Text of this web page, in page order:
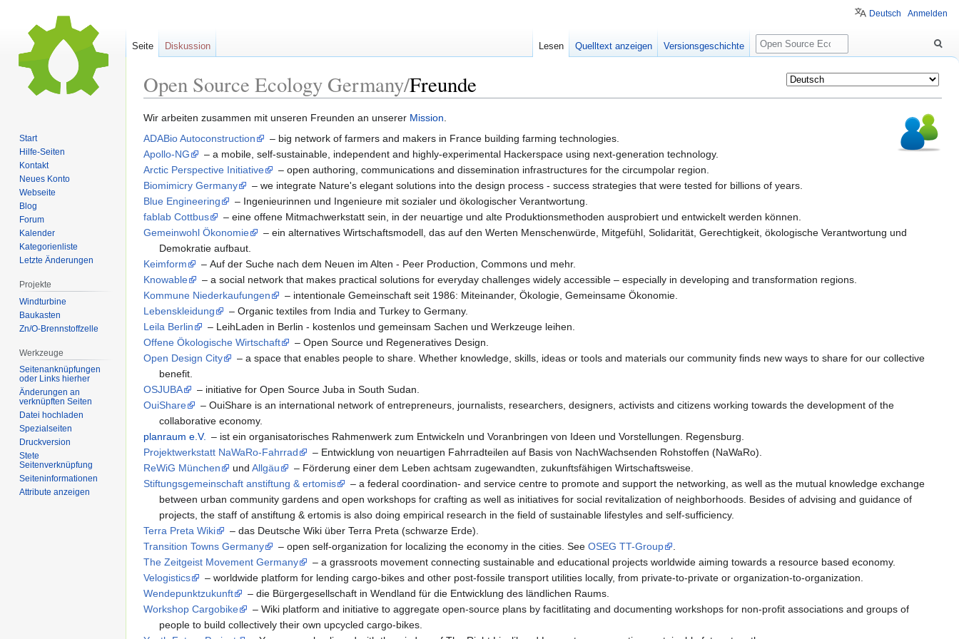
Open Source Ecology Germany/Freunde
Zur
Navigation
springen
Zur
Suche
springen
Wir arbeiten zusammen mit unseren Freunden an unserer Mission.
ADABio Autoconstruction
– big network of farmers and makers in France building farming technologies.
Apollo-NG
– a mobile, self-sustainable, independent and highly-experimental Hackerspace using next-generation technology.
Arctic Perspective Initiative
– open authoring, communications and dissemination infrastructures for the circumpolar region.
Biomimicry Germany
– we integrate Nature's elegant solutions into the design process - success strategies that were tested for billions of years.
Blue Engineering
– Ingenieurinnen und Ingenieure mit sozialer und ökologischer Verantwortung.
fablab Cottbus
– eine offene Mitmachwerkstatt sein, in der neuartige und alte Produktionsmethoden ausprobiert und entwickelt werden können.
Gemeinwohl Ökonomie
– ein alternatives Wirtschaftsmodell, das auf den Werten Menschenwürde, Mitgefühl, Solidarität, Gerechtigkeit, ökologische Verantwortung und
Demokratie aufbaut.
Keimform
– Auf der Suche nach dem Neuen im Alten - Peer Production, Commons und mehr.
Knowable
– a social network that makes practical solutions for everyday challenges widely accessible – especially in developing and transformation regions.
Kommune Niederkaufungen
– intentionale Gemeinschaft seit 1986: Miteinander, Ökologie, Gemeinsame Ökonomie.
Lebenskleidung
– Organic textiles from India and Turkey to Germany.
Leila Berlin
– LeihLaden in Berlin - kostenlos und gemeinsam Sachen und Werkzeuge leihen.
Offene Ökologische Wirtschaft
– Open Source und Regeneratives Design.
Open Design City
– a space that enables people to share. Whether knowledge, skills, ideas or tools and materials our community finds new ways to share for our collective
benefit.
OSJUBA
– initiative for Open Source Juba in South Sudan.
OuiShare
– OuiShare is an international network of entrepreneurs, journalists, researchers, designers, activists and citizens working towards the development of the
collaborative economy.
planraum e.V. – ist ein organisatorisches Rahmenwerk zum Entwickeln und Voranbringen von Ideen und Vorstellungen. Regensburg.
Projektwerkstatt NaWaRo-Fahrrad
– Entwicklung von neuartigen Fahrradteilen auf Basis von NachWachsenden Rohstoffen (NaWaRo).
ReWiG München
und Allgäu
– Förderung einer dem Leben achtsam zugewandten, zukunftsfähigen Wirtschaftsweise.
Stiftungsgemeinschaft anstiftung & ertomis
– a federal coordination- and service centre to promote and support the networking, as well as the mutual knowledge exchange
between urban community gardens and open workshops for crafting as well as initiatives for social revitalization of neighborhoods. Besides of advising and guidance of
projects, the staff of anstiftung & ertomis is also doing empirical research in the field of sustainable lifestyles and self-sufficiency.
Terra Preta Wiki
– das Deutsche Wiki über Terra Preta (schwarze Erde).
Transition Towns Germany
– open self-organization for localizing the economy in the cities. See OSEG TT-Group
.
The Zeitgeist Movement Germany
– a grassroots movement connecting sustainable and educational projects worldwide aiming towards a resource based economy.
Velogistics
– worldwide platform for lending cargo-bikes and other post-fossile transport utilities locally, from private-to-private or organization-to-organization.
Wendepunktzukunft
– die Bürgergesellschaft in Wendland für die Entwicklung des ländlichen Raums.
Workshop Cargobike
– Wiki platform and initiative to aggregate open-source plans by facitlitating and documenting workshops for non-profit associations and groups of
people to build collectively their own upcycled cargo-bikes.
Deutsch Anmelden
Seite Diskussion Lesen Quelltext anzeigen Versionsgeschichte
Suche
Start
Hilfe-Seiten
Kontakt
Neues Konto
Webseite
Blog
Forum
Kalender
Kategorienliste
Letzte Änderungen
Projekte
Windturbine
Baukasten
Zn/O-Brennstoffzelle
Werkzeuge
Seitenanknüpfungen
oder Links hierher
Änderungen an
verknüpften Seiten
Datei hochladen
Spezialseiten
Druckversion
Stete
Seitenverknüpfung
Seiten­informationen
Attribute anzeigen